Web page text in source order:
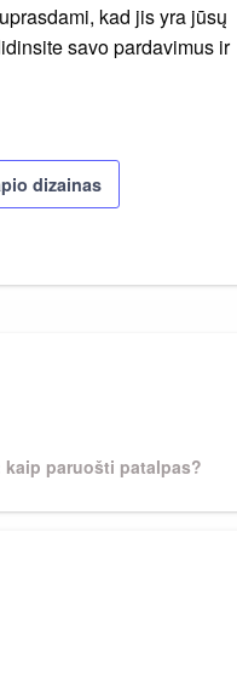
kad jis yra jūsų
savo pardavimus ir
dizainas
paruošti patalpas?